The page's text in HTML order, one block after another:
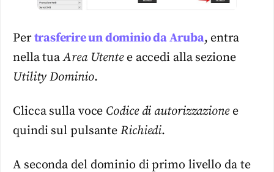
Pertrasferire un dominio da Aruba, entra
nella tuaArea Utentee accedi alla sezione
Utility Dominio.
Clicca sulla voce Codice di autorizzazione e
quindi sul pulsante Richiedi.
A seconda del dominio di primo livello da te